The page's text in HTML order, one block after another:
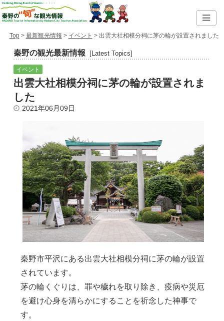
Top> 最新観光情報 > イベント > 出雲大社相模分祠に茅の輪が設置されました
秦野の観光最新情報 [Latest Topics]
イベント
出雲大社相模分祠に茅の輪が設置されま
した
2021年06月09日
秦野市平沢にある出雲大社相模分祠に茅の輪が設置
されています。
茅の輪くぐりは、罪や穢れを取り除き、疫病や災厄
を避け心身を清らかにすることを祈念した神事で
す。